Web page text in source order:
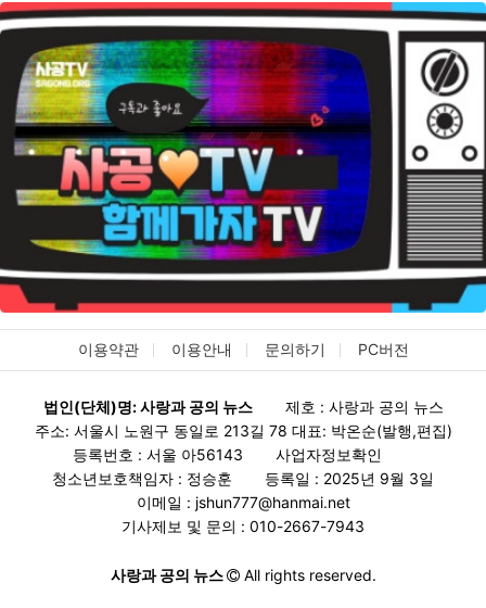
이용약관 이용안내 문의하기 PC버전
법인(단체)명: 사랑과 공의 뉴스
제호 : 사랑과 공의 뉴스
주소: 서울시 노원구 동일로 213길 78 대표: 박온순(발행,편집)
등록번호 : 서울 아56143
사업자정보확인
청소년보호책임자 : 정승훈
등록일 : 2025년 9월 3일
이메일 : jshun777@hanmai.net
기사제보 및 문의 : 010-2667-7943
사랑과 공의 뉴스 All rights reserved.